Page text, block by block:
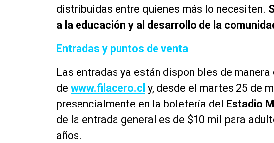
distribuidas entre quienes más lo necesiten.
a la educación y al desarrollo de la
Entradas y puntos de venta
Las entradas ya están disponibles de manera
de www.filacero.cl y, desde el martes 25 de
presencialmente en la boletería del Estadio
de la entrada general es de $10 mil para
años.